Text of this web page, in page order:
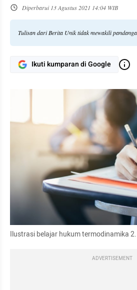
Diperbarui 13 Agustus 2021 14:04 WIB
Tulisan dari Berita Unik tidak mewakili
Ikuti kumparan di Google
Ilustrasi belajar hukum termodinamika
ADVERTISEMENT